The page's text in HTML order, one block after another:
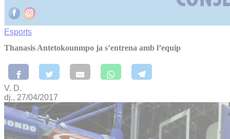
Esports
Thanasis Antetokounmpo ja s’entrena amb l’equip
V. D.
dj., 27/04/2017